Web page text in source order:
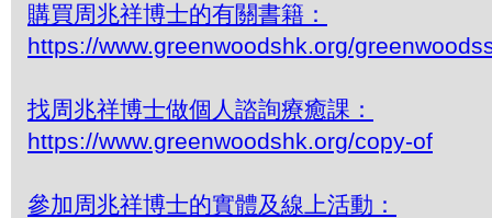
購買周兆祥博士的有關書籍：
https://www.greenwoodshk.org/
找周兆祥博士做個人諮詢療癒課：
https://www.greenwoodshk.org/copy-of
參加周兆祥博士的實體及線上活動：